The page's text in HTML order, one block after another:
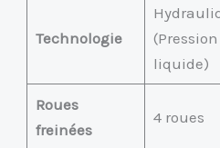
Technologie
(Pression
liquide)
Roues
freinées
4 roues